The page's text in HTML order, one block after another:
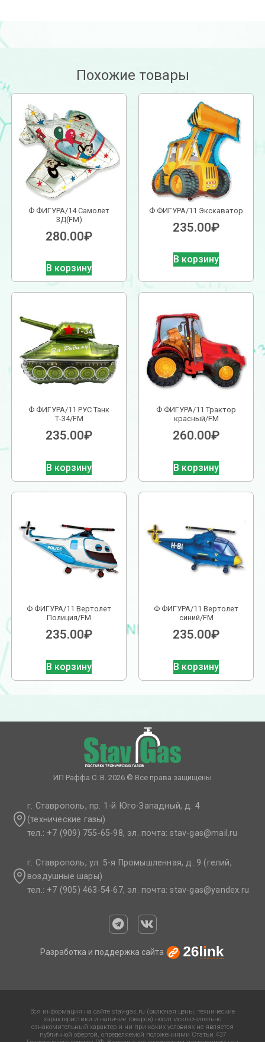
Похожие товары
Ф ФИГУРА/14 Самолет
3Д(FM)
280.00₽
В корзину
Ф ФИГУРА/11 Экскаватор
235.00₽
В корзину
Ф ФИГУРА/11 РУС Танк
Т-34/FM
235.00₽
В корзину
Ф ФИГУРА/11 Трактор
красный/FM
260.00₽
В корзину
Ф ФИГУРА/11 Вертолет
Полиция/FM
235.00₽
В корзину
Ф ФИГУРА/11 Вертолет
синий/FM
235.00₽
В корзину
ИП Раффа С. В. 2026 © Все права защищены
г. Ставрополь, пр. 1-й Юго-Западный, д. 4
(технические газы)
тел.: +7 (909) 755-65-98, эл. почта: stav-gas@mail.ru​
г. Ставрополь, ул. 5-я Промышленная, д. 9 (гелий,
воздушные шары)
тел.: +7 (905) 463-54-67, эл. почта: stav-gas@yandex.ru​
Разработка и поддержка сайта
Вся информация на сайте stav-gas.ru (включая цены, технические
характеристики и наличие товаров) носит исключительно
ознакомительный характер и ни при каких условиях не является
публичной офертой, определяемой положениями Статьи 437